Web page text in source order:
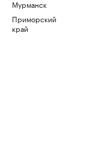
Мурманск
Приморский
край